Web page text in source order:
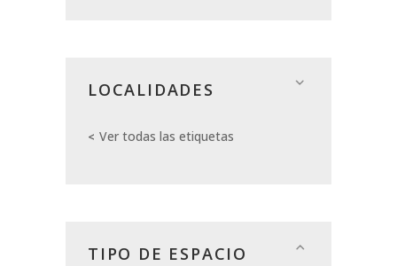
LOCALIDADES
Ver todas las etiquetas
TIPO DE ESPACIO